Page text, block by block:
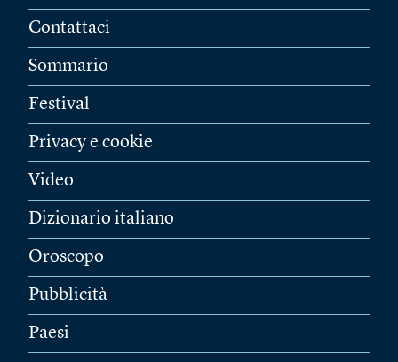
Contattaci
Sommario
Festival
Privacy e cookie
Video
Dizionario italiano
Oroscopo
Pubblicità
Paesi